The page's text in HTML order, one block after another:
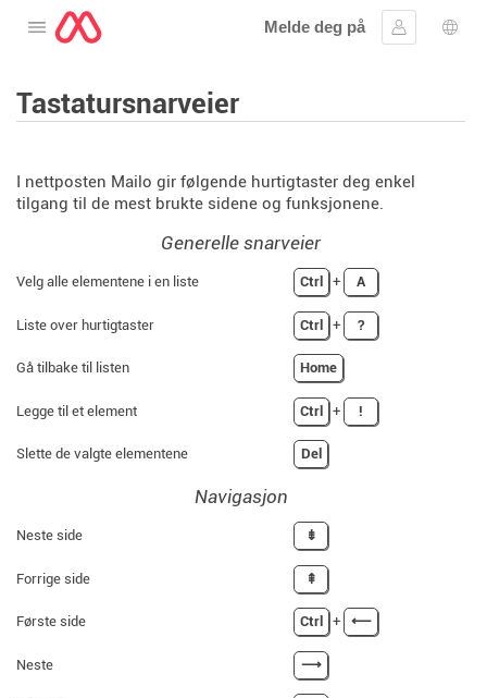
Åpne menyen
Melde deg på
Logg inn
Tastatursnarveier
I nettposten Mailo gir følgende hurtigtaster deg enkel
tilgang til de mest brukte sidene og funksjonene.
Generelle snarveier
Velg alle elementene i en liste Ctrl + A
Liste over hurtigtaster Ctrl + ?
Gå tilbake til listen Home
Legge til et element Ctrl + !
Slette de valgte elementene Del
Navigasjon
Neste side ⇟
Forrige side ⇞
Første side Ctrl + ⟵
Neste ⟶